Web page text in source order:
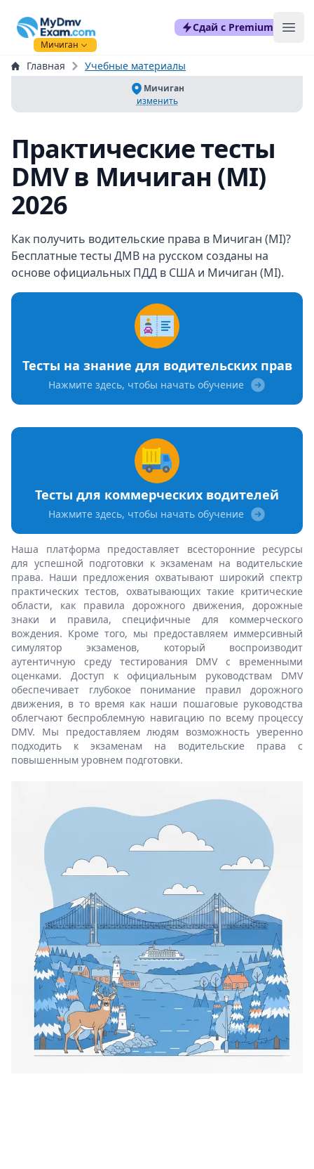
mydmvexam.com
Мичиган
Сдай с Premium
Главная Учебные материалы
Мичиган
изменить
Практические тесты
DMV в Мичиган (MI)
2026
Как получить водительские права в Мичиган (MI)?
Бесплатные тесты ДМВ на русском созданы на
основе официальных ПДД в США и Мичиган (MI).
Тесты на знание для водительских прав
Нажмите здесь, чтобы начать обучение
Тесты для коммерческих водителей
Нажмите здесь, чтобы начать обучение
Наша платформа предоставляет всесторонние ресурсы
для успешной подготовки к экзаменам на водительские
права. Наши предложения охватывают широкий спектр
практических тестов, охватывающих такие критические
области, как правила дорожного движения, дорожные
знаки и правила, специфичные для коммерческого
вождения. Кроме того, мы предоставляем иммерсивный
симулятор экзаменов, который воспроизводит
аутентичную среду тестирования DMV с временными
оценками. Доступ к официальным руководствам DMV
обеспечивает глубокое понимание правил дорожного
движения, в то время как наши пошаговые руководства
облегчают беспроблемную навигацию по всему процессу
DMV. Мы предоставляем людям возможность уверенно
подходить к экзаменам на водительские права с
повышенным уровнем подготовки.